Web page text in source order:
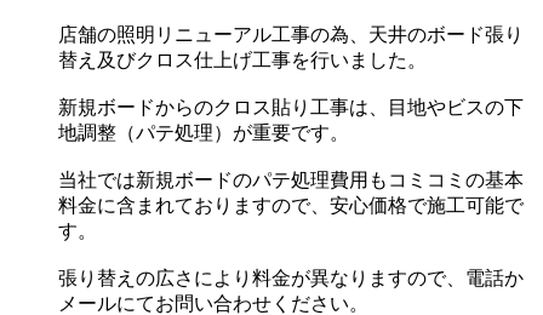
店舗の照明リニューアル工事の為、天井のボード張り
替え及びクロス仕上げ工事を行いました。
新規ボードからのクロス貼り工事は、目地やビスの下
地調整（パテ処理）が重要です。
当社では新規ボードのパテ処理費用もコミコミの基本
料金に含まれておりますので、安心価格で施工可能で
す。
張り替えの広さにより料金が異なりますので、電話か
メールにてお問い合わせください。